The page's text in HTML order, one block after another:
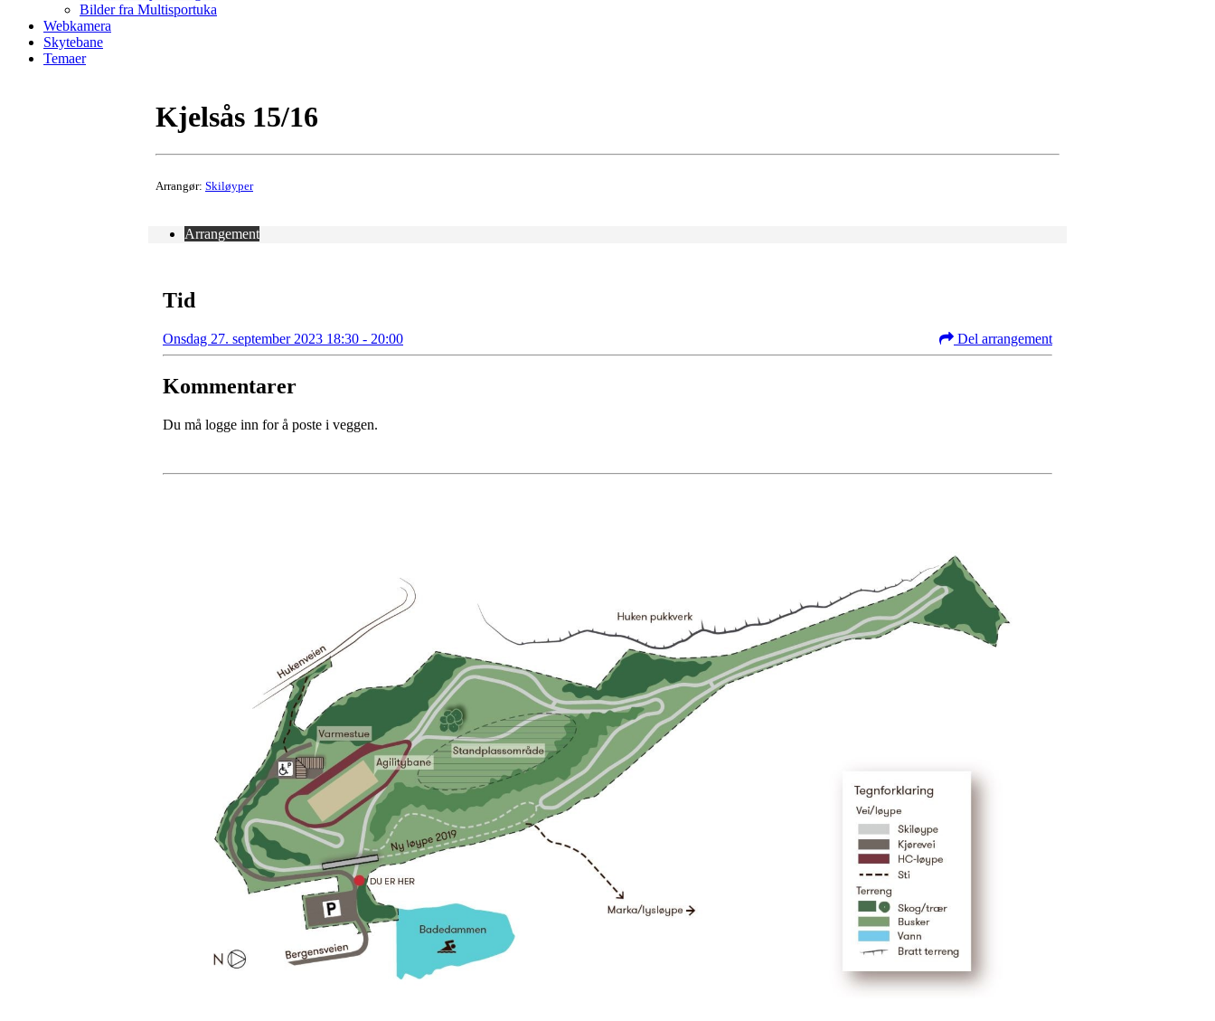
Bilder fra Multisportuka
Webkamera
Skytebane
Temaer
Kjelsås 15/16
Arrangør: Skiløyper
Arrangement
Tid
Onsdag 27. september 2023 18:30 - 20:00 Del arrangement
Kommentarer
Du må logge inn for å poste i veggen.